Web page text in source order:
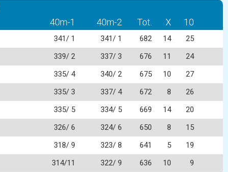
40m-1 40m-2 Tot. X 10
341/ 1 341/ 1 682 14
25
339/ 2 337/ 3 676 11
24
335/ 4 340/ 2 675 10
27
335/ 3 337/ 4 672 8
26
335/ 5 334/ 5 669 14
20
326/ 6 324/ 6 650 8
15
318/ 9 323/ 8 641 5
19
314/11 322/ 9 636 10
9